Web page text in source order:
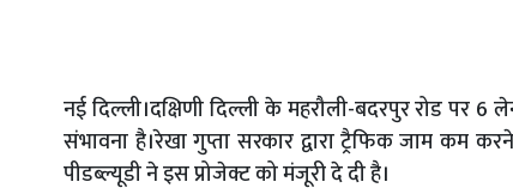
नई दिल्ली।दक्षिणी दिल्ली के महरौली-बदरपुर रोड पर 6
संभावना है।रेखा गुप्ता सरकार द्वारा ट्रैफिक जाम
पीडब्ल्यूडी ने इस प्रोजेक्ट को मंजूरी दे दी है।